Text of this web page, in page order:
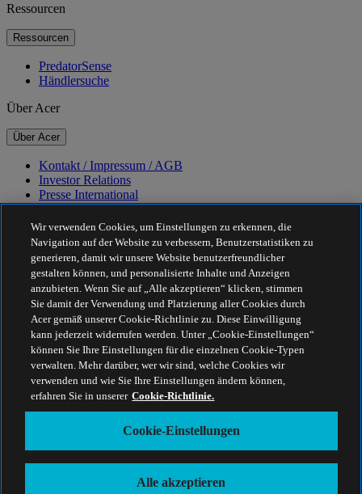
Ressourcen
Ressourcen
PredatorSense
Händlersuche
Über Acer
Über Acer
Kontakt / Impressum / AGB
Investor Relations
Presse International
Auszeichnungen
Veranstaltungen
Nachhaltigkeit
Nachhaltigkeit
Corporate Social Responsibility
CO2-Bilanz unserer Produkte
Project Humanity
Earthion
Datenschutzrichtlinie
Cookie-Richtlinie
Rechtlicher Hinweis
Zusätzliche rechtliche Informationen
Barrierefreiheitsrichtlinie
Cookie-Einstellungen
Österreich - Deutsch
Wir verwenden Cookies, um Einstellungen zu erkennen, die
Navigation auf der Website zu verbessern, Benutzerstatistiken zu
generieren, damit wir unsere Website benutzerfreundlicher
gestalten können, und personalisierte Inhalte und Anzeigen
anzubieten. Wenn Sie auf „Alle akzeptieren“ klicken, stimmen
Sie damit der Verwendung und Platzierung aller Cookies durch
Acer gemäß unserer Cookie-Richtlinie zu. Diese Einwilligung
kann jederzeit widerrufen werden. Unter „Cookie-Einstellungen“
können Sie Ihre Einstellungen für die einzelnen Cookie-Typen
verwalten. Mehr darüber, wer wir sind, welche Cookies wir
verwenden und wie Sie Ihre Einstellungen ändern können,
erfahren Sie in unserer Cookie-Richtlinie.
Cookie-Einstellungen
Alle akzeptieren